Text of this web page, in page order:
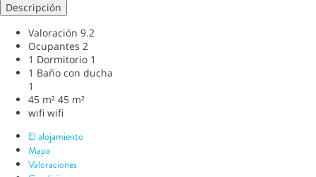
Descripción
Valoración 9.2
Ocupantes 2
1 Dormitorio 1
1 Baño con ducha
1
45 m² 45 m²
wifi wifi
El alojamiento
Mapa
Valoraciones